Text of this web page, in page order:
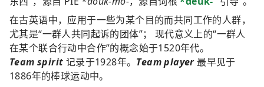
在古英语中，应用于一些为某个目的而共同工作的人群，
尤其是“一群人共同起诉的团体”； 现代意义上的“一群人
在某个联合行动中合作”的概念始于1520年代。
Team spirit 记录于1928年。 Team player最早见于
1886年的棒球运动中。